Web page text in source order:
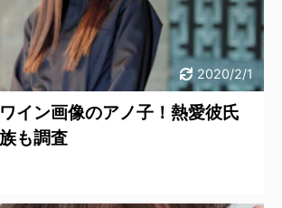
2020/2/1
イン画像のアノ子！熱愛彼氏
も調査